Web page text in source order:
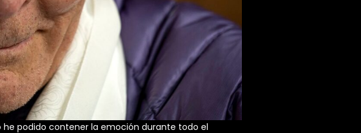
he podido contener la emoción durante todo el